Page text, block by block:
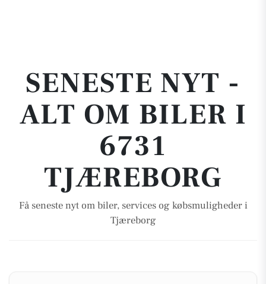
SENESTE NYT -
ALT OM BILER I
6731
TJÆREBORG
Få seneste nyt om biler, services og købsmuligheder i
Tjæreborg